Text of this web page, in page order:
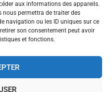
aux informations des appareils.
nous permettra de traiter des
navigation ou les ID uniques sur ce
son consentement peut avoir
et fonctions.